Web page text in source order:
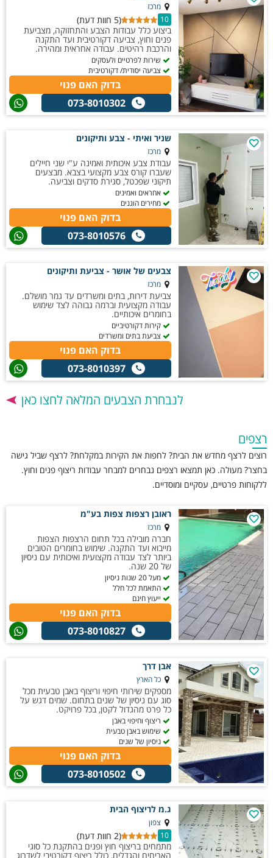
מרכז
10
(5 חוות דעת)
ביצוע כלל עבודות הצבע והתחזוקה, מצביעת
פנים וחוץ, צביעה דקורטיבית ועד התקנה
והרכבת רהיטים. עבודה אחראית ומהירה.
שירות לפרטיים ולעסקים
צביעה יסודית/ דקורטיבית
בדוק האם פנוי
073-8010302
שניר ואיתי - צבע ותיקונים
מרכז
עבודת צבע איכותית ואמינה ע"י שני חיילים
שעברו קורס צבע מקצועי בצבא. מבצעים
תיקוני שפכטל, סגירת סדקים וצביעה.
אחראים ואמינים
מחירים הוגנים
בדוק האם פנוי
073-8010576
צבעים של אושר - צביעת ותיקונים
מרכז
צביעת דירות, בתים ומשרדים עד גמר מושלם.
עבודה מקצועית וברמה גבוהה לצד שימוש
בחומרים איכותיים.
קירות דקורטיביים
צביעת בתים ומשרדים
בדוק האם פנוי
073-8010397
לנבחרת הצבעים המלאה לחצו כאן
רצפים
רוצים לרצף מחדש את הבית? לחפות את הקירות במקלחת? לרצף שביל גישה
בחצר? מעולה. כאן תמצאו רצפים נבחרים למבחר עבודות ריצוף פנים וחוץ.
ללקוחות פרטיים, עסקיים ומוסדיים.
ראובן רצפות צפות בע"מ
מרכז
חברה מובילה בכל תחום הרצפות הצפות
מייבוא ועד התקנה. שימוש בחומרים הטובים
ביותר לצד עבודה מקצועית ואיכותית עם ניסיון
של 20 שנה.
מעל 20 שנות ניסיון
התאמת לכל חלל
ייעוץ חינם
בדוק האם פנוי
073-8010827
אבן דרך
כל הארץ
מספקים שירותי חיפוי וריצוף באבן טבעית מכל
סוג עם ניסיון של שנים בתחום. שמים דגש על
כל פרט מהגדול לקטן, בכל פרויקט.
ריצוף וחיפוי באבן
שימוש באבן טבעית
ניסיון של שנים
בדוק האם פנוי
073-8010502
ג.מ לריצוף הבית
צפון
10
(2 חוות דעת)
מתמחים בריצוף חוץ ופנים בהתקנת כל סוגי
האריחים והגדלים, כולל ריצוף דקורטיבי לשדרוג